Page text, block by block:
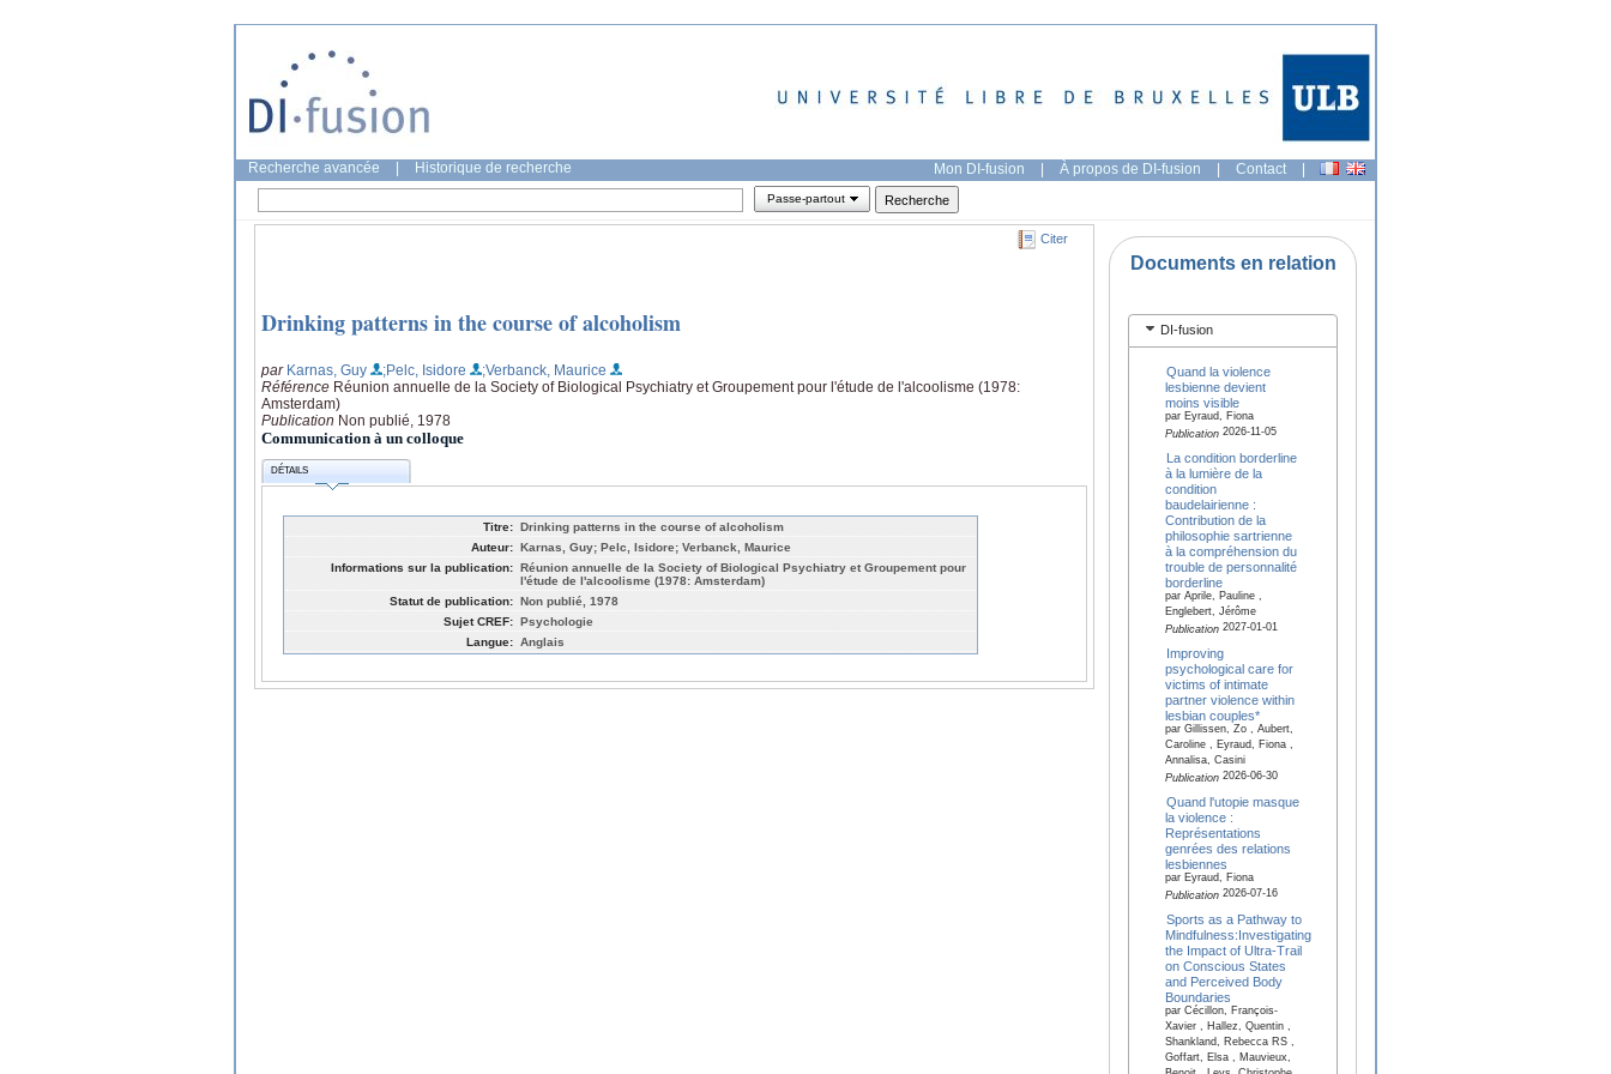
Recherche avancée Historique de recherche Mon DI-fusion | À propos de DI-fusion | Contact |
Passe-partout
Citer
Drinking patterns in the course of alcoholism
par Karnas, Guy ;Pelc, Isidore
;Verbanck, Maurice
Référence Réunion annuelle de la Society of Biological Psychiatry et Groupement pour l'étude de l'alcoolisme (1978:
Amsterdam)
Publication Non publié, 1978
Communication à un colloque
DÉTAILS
Titre: Drinking patterns in the course of alcoholism
Auteur: Karnas, Guy; Pelc, Isidore; Verbanck, Maurice
Informations sur la publication: Réunion annuelle de la Society of Biological Psychiatry et Groupement pour
l'étude de l'alcoolisme (1978: Amsterdam)
Statut de publication: Non publié, 1978
Sujet CREF: Psychologie
Langue: Anglais
Documents en relation
DI-fusion
Quand la violence
lesbienne devient
moins visible
par Eyraud, Fiona
Publication2026-11-05
La condition borderline
à la lumière de la
condition
baudelairienne :
Contribution de la
philosophie sartrienne
à la compréhension du
trouble de personnalité
borderline
par Aprile, Pauline ,
Englebert, Jérôme
Publication2027-01-01
Improving
psychological care for
victims of intimate
partner violence within
lesbian couples*
par Gillissen, Zo , Aubert,
Caroline , Eyraud, Fiona ,
Annalisa, Casini
Publication2026-06-30
Quand l'utopie masque
la violence :
Représentations
genrées des relations
lesbiennes
par Eyraud, Fiona
Publication2026-07-16
Sports as a Pathway to
Mindfulness:Investigating
the Impact of Ultra-Trail
on Conscious States
and Perceived Body
Boundaries
par Cécillon, François-
Xavier , Hallez, Quentin ,
Shankland, Rebecca RS ,
Goffart, Elsa , Mauvieux,